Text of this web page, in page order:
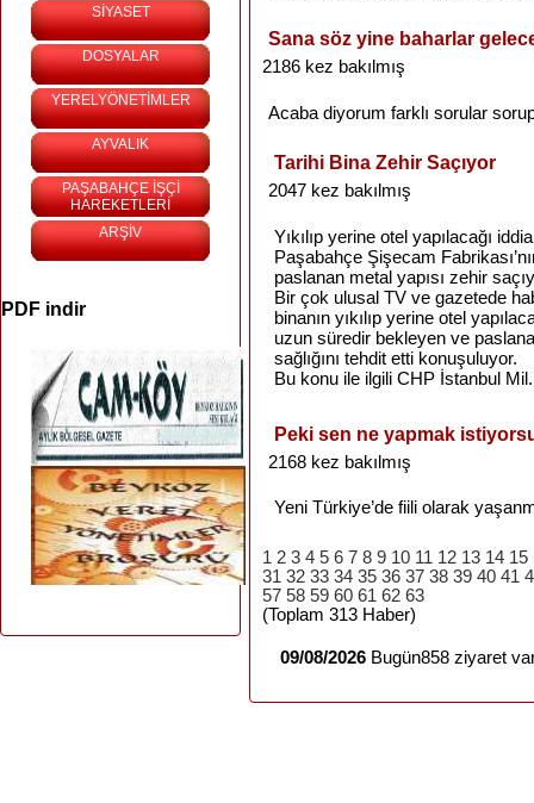
SİYASET
DOSYALAR
YERELYÖNETİMLER
AYVALIK
PAŞABAHÇE İŞÇİ
HAREKETLERİ
ARŞİV
PDF indir
Sana söz yine baharlar
2186 kez bakılmış
Acaba diyorum farklı sorular
Tarihi Bina Zehir Saçıyor
2047 kez bakılmış
Yıkılıp yerine otel yapılacağı
Paşabahçe Şişecam
paslanan metal yapısı zehir
Bir çok ulusal TV ve gazetede
binanın yıkılıp yerine otel
uzun süredir bekleyen ve
sağlığını tehdit etti konuşuluyor.
Bu konu ile ilgili CHP İstanbul
Peki sen ne yapmak
2168 kez bakılmış
Yeni Türkiye’de fiili olarak
1 2 3 4 5 6 7 8 9 10 11 12 13 14 15
31 32 33 34 35 36 37 38 39 40 41
57 58 59 60 61 62 63
(Toplam 313 Haber)
09/08/2026 Bugün858 ziyaret